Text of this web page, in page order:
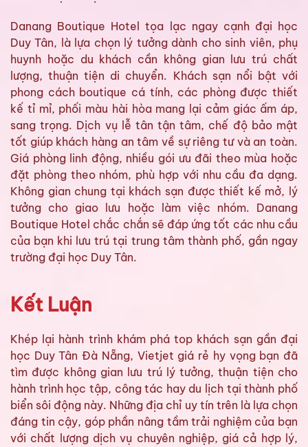
Danang Boutique Hotel tọa lạc ngay cạnh đại học
Duy Tân, là lựa chọn lý tưởng dành cho sinh viên, phụ
huynh hoặc du khách cần không gian lưu trú chất
lượng, thuận tiện di chuyển. Khách sạn nổi bật với
phong cách boutique cá tính, các phòng được thiết
kế tỉ mỉ, phối màu hài hòa mang lại cảm giác ấm áp,
sang trọng. Dịch vụ lễ tân tận tâm, chế độ bảo mật
tốt giúp khách hàng an tâm về sự riêng tư và an toàn.
Giá phòng linh động, nhiều gói ưu đãi theo mùa hoặc
đặt phòng theo nhóm, phù hợp với nhu cầu đa dạng.
Không gian chung tại khách sạn được thiết kế mở, lý
tưởng cho giao lưu hoặc làm việc nhóm. Danang
Boutique Hotel chắc chắn sẽ đáp ứng tốt các nhu cầu
của bạn khi lưu trú tại trung tâm thành phố, gần ngay
trường đại học Duy Tân.
Kết Luận
Khép lại hành trình khám phá top khách sạn gần đại
học Duy Tân Đà Nẵng, Vietjet giá rẻ hy vọng bạn đã
tìm được không gian lưu trú lý tưởng, thuận tiện cho
hành trình học tập, công tác hay du lịch tại thành phố
biển sôi động này. Những địa chỉ uy tín trên là lựa chọn
đáng tin cậy, góp phần nâng tầm trải nghiệm của bạn
với chất lượng dịch vụ chuyên nghiệp, giá cả hợp lý,